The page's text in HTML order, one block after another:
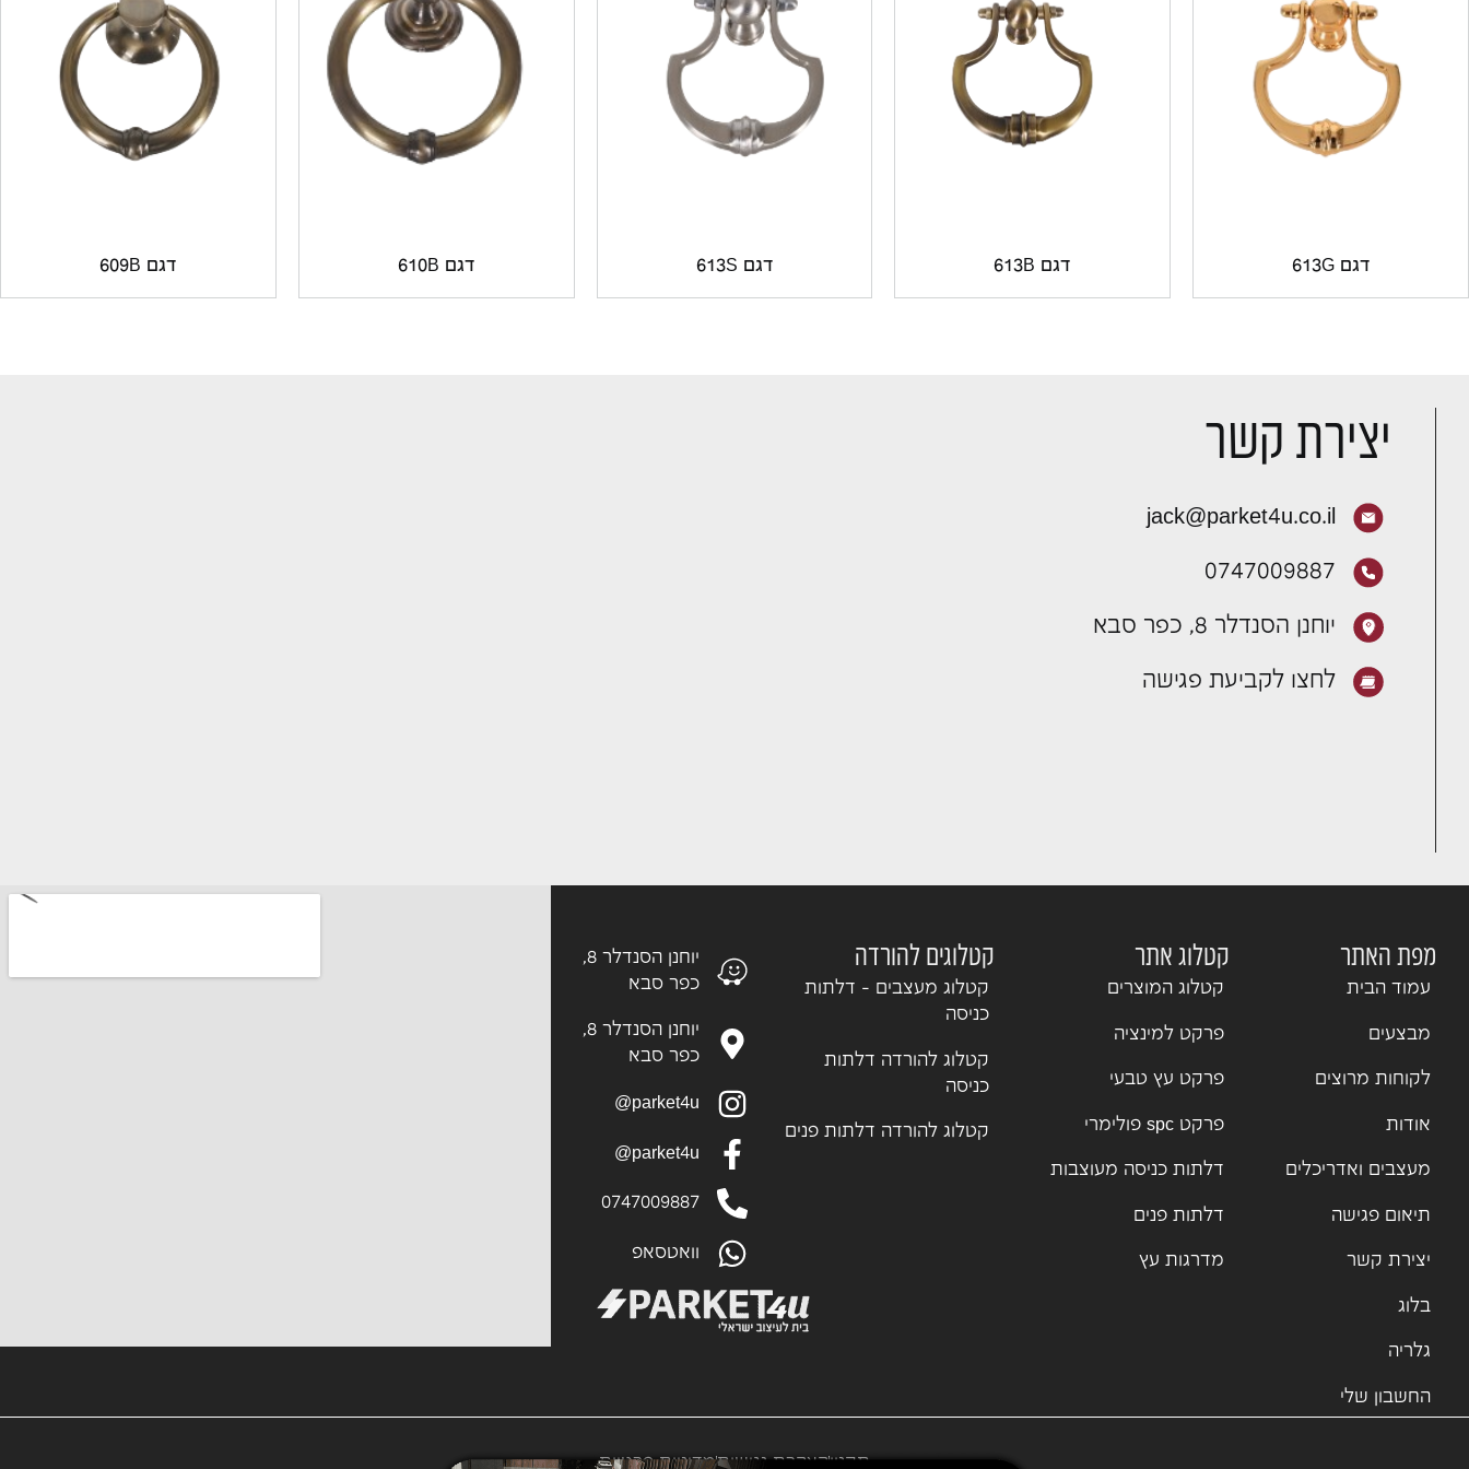
דגם 613G דגם 613B דגם 613S דגם 610B דגם 609B
יצירת קשר
jack@parket4u.co.il
0747009887
יוחנן הסנדלר 8, כפר סבא
לחצו לקביעת פגישה
מפת האתר
עמוד הבית
מבצעים
לקוחות מרוצים
אודות
מעצבים ואדריכלים
תיאום פגישה
יצירת קשר
בלוג
גלריה
החשבון שלי
קטלוג אתר
קטלוג המוצרים
פרקט למינציה
פרקט עץ טבעי
פרקט spc פולימרי
דלתות כניסה מעוצבות
דלתות פנים
מדרגות עץ
קטלוגים להורדה
קטלוג מעצבים - דלתות
כניסה
קטלוג להורדה דלתות
כניסה
קטלוג להורדה דלתות פנים
יוחנן הסנדלר 8,
כפר סבא
יוחנן הסנדלר 8,
כפר סבא
parket4u@
parket4u@
0747009887
וואטסאפ
תקנוןהצהרת נגישותמדיניות פרטיות